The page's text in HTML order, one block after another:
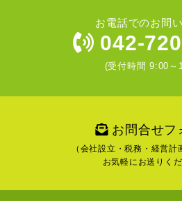
お電話でのお問
042-
(受付時間 9:00～
お問合せフ
（会社設立・税務・経営計
お気軽にお送りくだ